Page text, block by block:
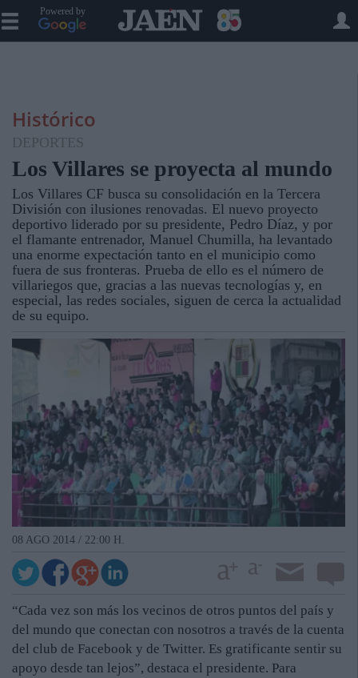
Powered by
Histórico
DEPORTES
Los Villares se proyecta al mundo
Los Villares CF busca su consolidación en la Tercera
División con ilusiones renovadas. El nuevo proyecto
deportivo liderado por su presidente, Pedro Díaz, y por
el flamante entrenador, Manuel Chumilla, ha levantado
una enorme expectación tanto en el municipio como
fuera de sus fronteras. Prueba de ello es el número de
villariegos que, gracias a las nuevas tecnologías y, en
especial, las redes sociales, siguen de cerca la actualidad
de su equipo.
08 AGO 2014 / 22:00 H.
“Cada vez son más los vecinos de otros puntos del país y
del mundo que conectan con nosotros a través de la cuenta
del club de Facebook y de Twitter. Es gratificante sentir su
apoyo desde tan lejos”, destaca el presidente. Para